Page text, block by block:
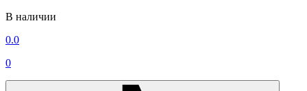
В наличии
0.0
0